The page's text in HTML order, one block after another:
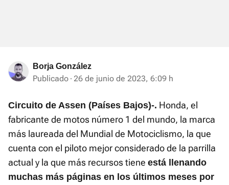
Borja González
Publicado 26 de junio de 2023, 6:09 h
Circuito de Assen (Países Bajos)-. Honda, el
fabricante de motos número 1 del mundo, la marca
más laureada del Mundial de Motociclismo, la que
cuenta con el piloto mejor considerado de la parrilla
actual y la que más recursos tiene está llenando
muchas más páginas en los últimos meses por